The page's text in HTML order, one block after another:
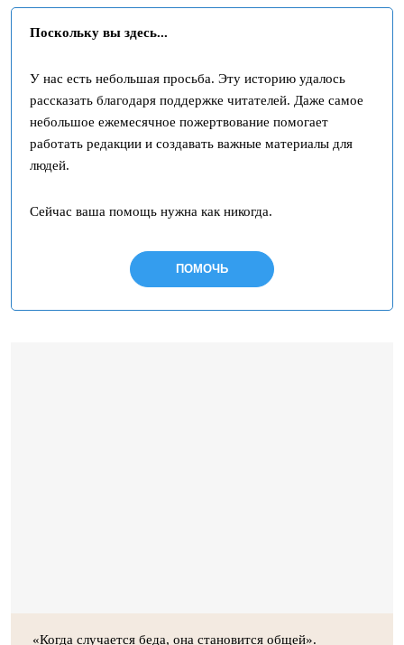
Поскольку вы здесь...
У нас есть небольшая просьба. Эту историю удалось
рассказать благодаря поддержке читателей. Даже самое
небольшое ежемесячное пожертвование помогает
работать редакции и создавать важные материалы для
людей.
Сейчас ваша помощь нужна как никогда.
ПОМОЧЬ
«Когда случается беда, она становится общей».